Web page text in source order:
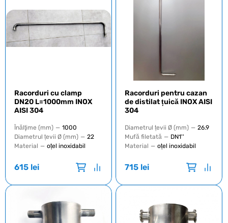
Racorduri cu clamp
DN20 L=1000mm INOX
AISI 304
Înălţime (mm) — 1000
Diametrul țevii Ø (mm) — 22
Material — oțel inoxidabil
615 lei
Racorduri pentru cazan
de distilat țuică INOX AISI
304
Diametrul țevii Ø (mm) — 26.9
Mufă filetată — DN1''
Material — oțel inoxidabil
715 lei